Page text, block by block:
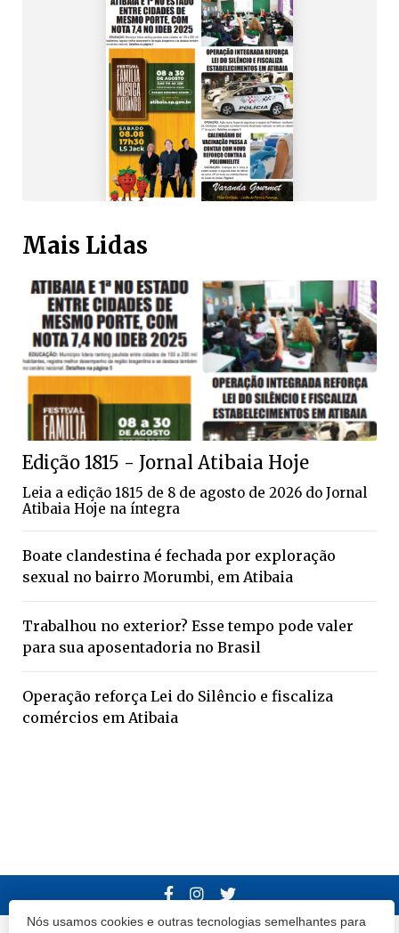
Nós usamos cookies e outras tecnologias semelhantes para
Mais Lidas
Edição 1815 - Jornal Atibaia Hoje
Leia a edição 1815 de 8 de agosto de 2026 do Jornal
Atibaia Hoje na íntegra
Boate clandestina é fechada por exploração
sexual no bairro Morumbi, em Atibaia
Trabalhou no exterior? Esse tempo pode valer
para sua aposentadoria no Brasil
Operação reforça Lei do Silêncio e fiscaliza
comércios em Atibaia